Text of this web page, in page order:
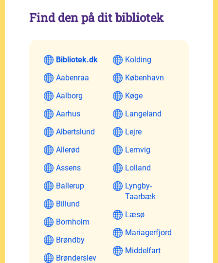
Find den på dit bibliotek
Bibliotek.dk
Aabenraa
Aalborg
Aarhus
Albertslund
Allerød
Assens
Ballerup
Billund
Bornholm
Brøndby
Brønderslev
Kolding
København
Køge
Langeland
Lejre
Lemvig
Lolland
Lyngby-
Taarbæk
Læsø
Mariagerfjord
Middelfart